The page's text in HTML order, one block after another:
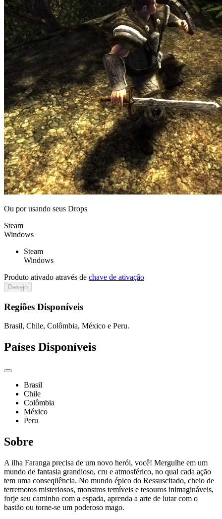
Ou porusando seus Drops
Steam
Windows
Steam
Windows
Produto ativado através de chave de ativação
Desejo
Regiões Disponíveis
Brasil, Chile, Colômbia, México e Peru.
Países Disponíveis
Brasil
Chile
Colômbia
México
Peru
Sobre
A ilha Faranga precisa de um novo herói, você! Mergulhe em um
mundo de fantasia grandioso, cru e atmosférico, no qual cada ação
tem uma conseqüência. No mundo épico do Ressuscitado, cheio de
terremotos misteriosos, monstros temíveis e tesouros inimagináveis,
forje seu caminho com a espada, aprenda a arte de lutar com o
bastão ou torne-se um poderoso mago.